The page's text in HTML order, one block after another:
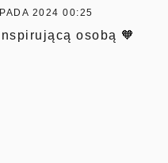
2024 00:25
osobą 🧡